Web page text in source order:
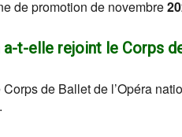
de promotion de novembre
a-t-elle rejoint le Corps
de Ballet de l’Opéra
.